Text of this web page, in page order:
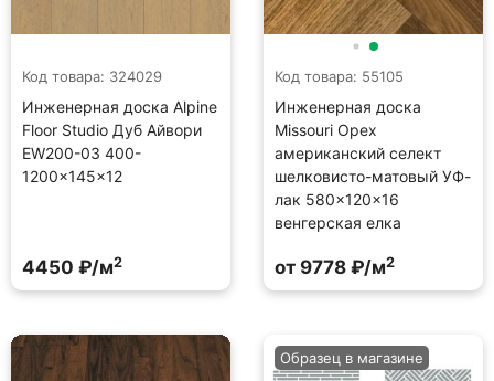
Код товара: 324029
Инженерная доска Alpine
Floor Studio Дуб Айвори
EW200-03 400-
1200×145×12
4450 ₽/м2
Код товара: 55105
Инженерная доска
Missouri Орех
американский селект
шелковисто-матовый УФ-
лак 580×120×16
венгерская елка
от 9778 ₽/м2
Образец в магазине